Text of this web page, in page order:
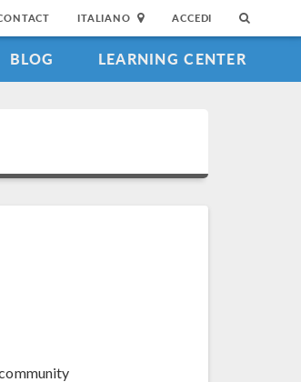
ITALIANO ACCEDI
BLOG LEARNING CENTER